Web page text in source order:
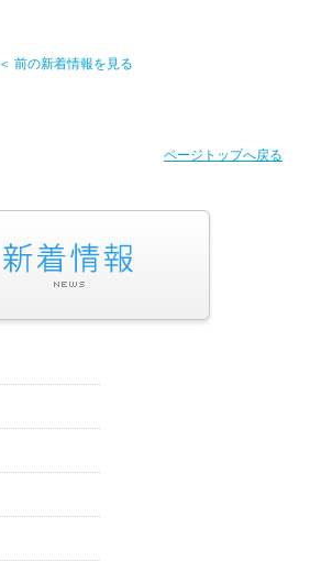
＜ 前の新着情報を見る
ページトップへ戻る